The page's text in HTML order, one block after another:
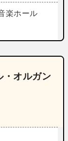
楽ホール
・オルガン